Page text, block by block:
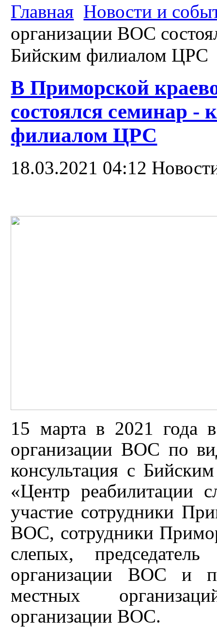
Главная Новости и
организации ВОС
Бийским филиалом ЦРС
В Приморской
состоялся семинар -
филиалом ЦРС
18.03.2021 04:12
15 марта в 2021 года
организации ВОС по
консультация с
«Центр реабилитации
участие сотрудники
ВОС, сотрудники
слепых,
организации ВОС и
местных
организации ВОС.